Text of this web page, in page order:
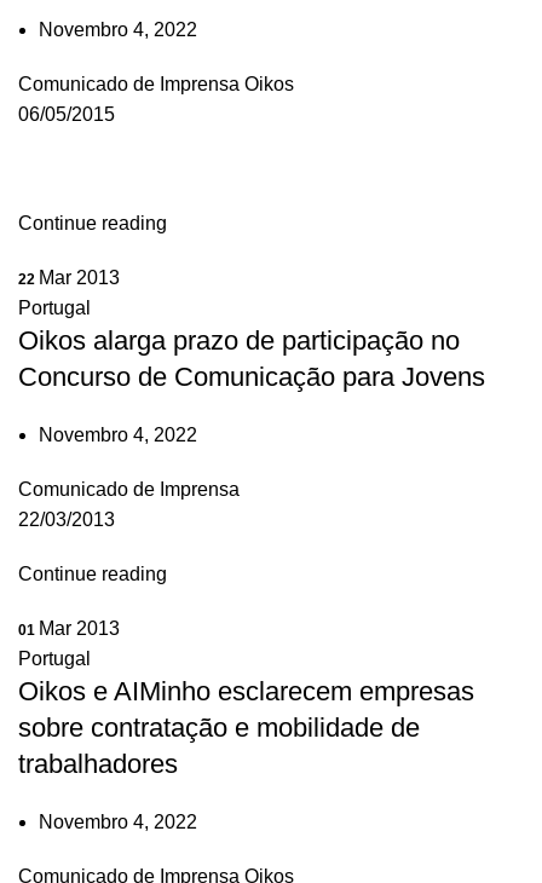
Novembro 4, 2022
Comunicado de Imprensa Oikos
06/05/2015
Continue reading
22 Mar 2013
Portugal
Oikos alarga prazo de participação no
Concurso de Comunicação para Jovens
Novembro 4, 2022
Comunicado de Imprensa
22/03/2013
Continue reading
01 Mar 2013
Portugal
Oikos e AIMinho esclarecem empresas
sobre contratação e mobilidade de
trabalhadores
Novembro 4, 2022
Comunicado de Imprensa Oikos